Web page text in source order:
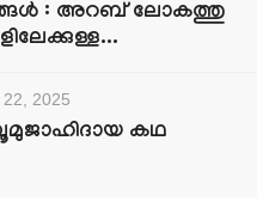
: അറബ് ലോകത്തു
22, 2025
കഥ